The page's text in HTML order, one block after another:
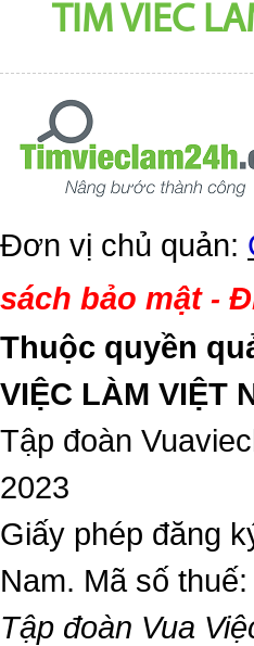
TIM VIEC
Đơn vị chủ quản:
sách bảo mật-
Thuộc quyền
VIỆC LÀM VIỆT
Tập đoàn
2023
Giấy phép đăng
Nam. Mã số
Tập đoàn Vua